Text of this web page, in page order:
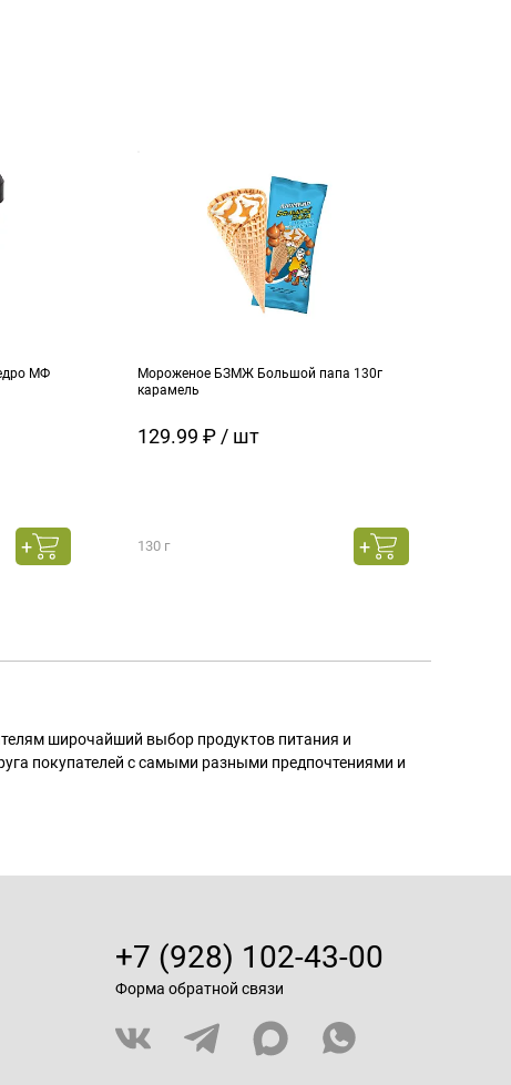
МФ
Мороженое БЗМЖ Большой папа 130г
карамель
129.99 ₽ / шт
130 г
широчайший выбор продуктов питания и
покупателей с самыми разными предпочтениями и
+7 (928) 102-43-00
Форма обратной связи